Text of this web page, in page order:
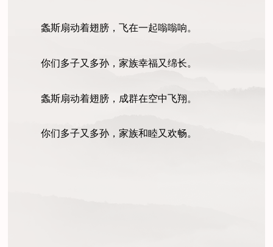
螽斯扇动着翅膀，飞在一起嗡嗡响。
你们多子又多孙，家族幸福又绵长。
螽斯扇动着翅膀，成群在空中飞翔。
你们多子又多孙，家族和睦又欢畅。